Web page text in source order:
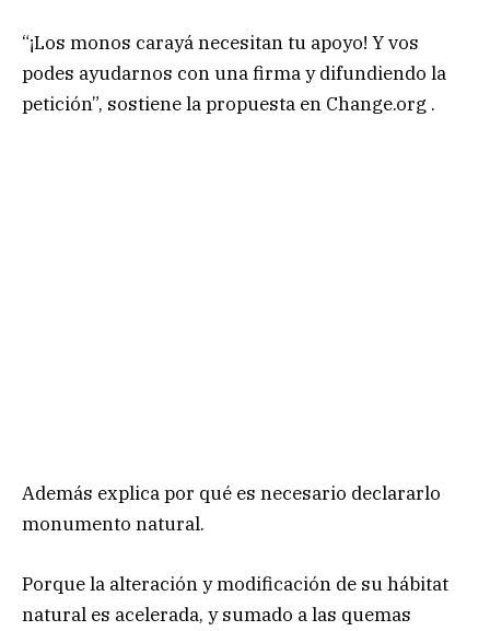
“¡Los monos carayá necesitan tu apoyo! Y vos
podes ayudarnos con una firma y difundiendo la
petición”, sostiene la propuesta en Change.org .
Además explica por qué es necesario declararlo
monumento natural.
Porque la alteración y modificación de su hábitat
natural es acelerada, y sumado a las quemas